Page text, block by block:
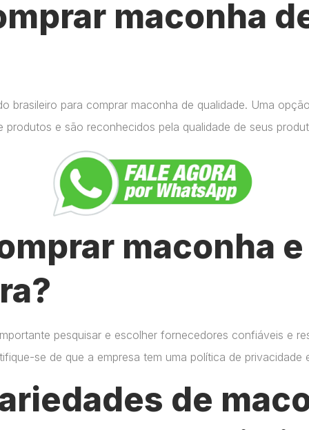
maconha
brasileiro para comprar maconha de qualidade. Uma
produtos e são reconhecidos pela qualidade de seus
maconha
pesquisar e escolher fornecedores confiáveis e
se de que a empresa tem uma política de privacidade
de